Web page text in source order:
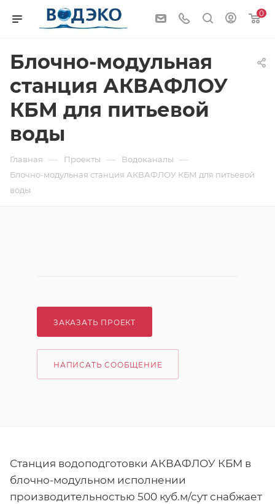
0
Блочно-модульная
станция АКВАФЛОУ
КБМ для питьевой
воды
Главная — Проекты — Водоканалы —
Блочно-модульная станция АКВАФЛОУ КБМ для питьевой
воды
ЗАКАЗАТЬ ПРОЕКТ
НАПИСАТЬ СООБЩЕНИЕ
Станция водоподготовки АКВАФЛОУ КБМ в
блочно-модульном исполнении
производительностью 500 куб.м/сут снабжает